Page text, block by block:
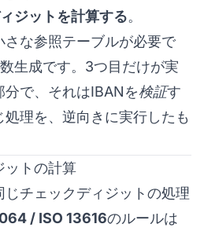
ジットを計算する。
な参照テーブルが必要で
生成です。3つ目だけが実
分で、それはIBANを検証す
理を、逆向きに実行したも
ットの計算
じチェックディジットの処理
/ ISO 13616のルールは